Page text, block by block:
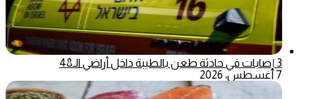
3 إصابات في حادثة طعن بالطيبة داخل أراضي الـ48
7 أغسطس، 2026